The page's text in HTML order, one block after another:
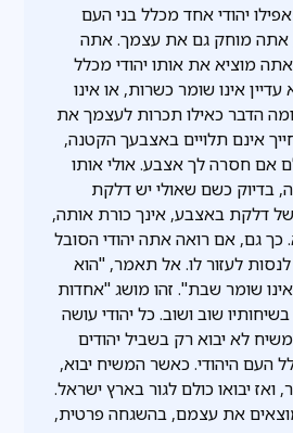
יהודי אחד מכלל בני העם
אתה מוחק גם את עצמך. אתה
מוציא את אותו יהודי מכלל
אינו שומר כשרות, או אינו
הדבר כאילו תכרות לעצמך את
אינם תלויים באצבעך הקטנה,
אם חסרה לך אצבע. אולי אותו
בדיוק כשם שאולי יש דלקת
דלקת באצבע, אינך כורת אותה,
גם, אם רואה אתה יהודי הסובל
לעזור לו. אל תאמר, "הוא
אינו שומר שבת". זהו מושג "אחדות
שוב ושוב. כל יהודי עושה
לא יבוא רק בשביל יהודים
העם היהודי. כאשר המשיח יבוא,
ואז יבואו כולם לגור בארץ ישראל.
מוצאים את עצמם, בהשגחה פרטית,